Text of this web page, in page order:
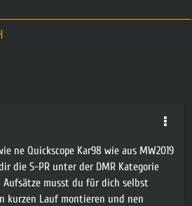
ne Quickscope Kar98 wie aus MW2019
die S-PR unter der DMR Kategorie
musst du für dich selbst
kurzen Lauf montieren und nen